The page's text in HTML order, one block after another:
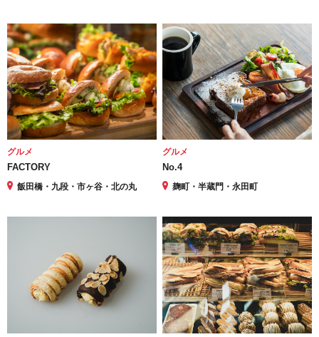
グルメ
FACTORY
飯田橋・九段・市ヶ谷・北の丸
グルメ
No.4
麹町・半蔵門・永田町